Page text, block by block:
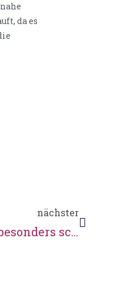
da es
nächster
Das war jetzt eine ganz besonders schöne Woche …